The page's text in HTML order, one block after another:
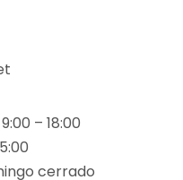
– 18:00
cerrado